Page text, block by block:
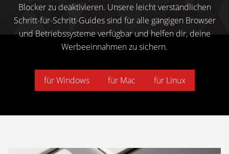
Blocker zu deaktivieren. Unsere leicht verständlichen
Schritt-für-Schritt-Guides sind für alle gängigen Browser
und Betriebssysteme verfügbar und helfen dir, deine
Werbeeinnahmen zu sichern.
für Windows für Mac für Linux